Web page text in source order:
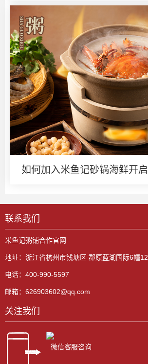
如何加入米鱼记砂锅海鲜开
联系我们
米鱼记粥铺合作官网
地址：浙江省杭州市钱塘区 郡原蓝湖国际6幢
电话：400-990-5597
邮箱：626903602@qq.com
关注我们
微信客服咨询